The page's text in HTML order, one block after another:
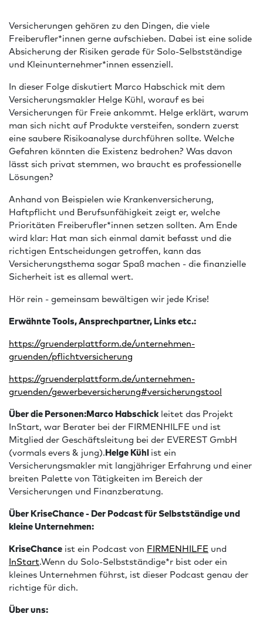
Versicherungen gehören zu den Dingen, die viele
Freiberufler*innen gerne aufschieben. Dabei ist eine solide
Absicherung der Risiken gerade für Solo-Selbstständige
und Kleinunternehmer*innen essenziell.
In dieser Folge diskutiert Marco Habschick mit dem
Versicherungsmakler Helge Kühl, worauf es bei
Versicherungen für Freie ankommt. Helge erklärt, warum
man sich nicht auf Produkte versteifen, sondern zuerst
eine saubere Risikoanalyse durchführen sollte. Welche
Gefahren könnten die Existenz bedrohen? Was davon
lässt sich privat stemmen, wo braucht es professionelle
Lösungen?
Anhand von Beispielen wie Krankenversicherung,
Haftpflicht und Berufsunfähigkeit zeigt er, welche
Prioritäten Freiberufler*innen setzen sollten. Am Ende
wird klar: Hat man sich einmal damit befasst und die
richtigen Entscheidungen getroffen, kann das
Versicherungsthema sogar Spaß machen - die finanzielle
Sicherheit ist es allemal wert.
Hör rein - gemeinsam bewältigen wir jede Krise!
Erwähnte Tools, Ansprechpartner, Links etc.:
⁠https://gruenderplattform.de/unternehmen-
gruenden/pflichtversicherung⁠
⁠https://gruenderplattform.de/unternehmen-
gruenden/gewerbeversicherung#versicherungstool⁠
Über die Personen:Marco Habschick leitet das Projekt
InStart, war Berater bei der FIRMENHILFE und ist
Mitglied der Geschäftsleitung bei der EVEREST GmbH
(vormals evers & jung).Helge Kühlist ein
Versicherungsmakler mit langjähriger Erfahrung und einer
breiten Palette von Tätigkeiten im Bereich der
Versicherungen und Finanzberatung.
Über KriseChance - Der Podcast für Selbstständige und
kleine Unternehmen:
KriseChance ist ein Podcast von ⁠⁠⁠⁠FIRMENHILFE⁠⁠⁠⁠ und
⁠⁠⁠⁠InStart⁠⁠⁠⁠.Wenn du Solo-Selbstständige*r bist oder ein
kleines Unternehmen führst, ist dieser Podcast genau der
richtige für dich.
Über uns: